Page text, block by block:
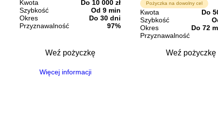
Kwota
Do 10 000 zł
Szybkość
Od 9 min
Okres
Do 30 dni
Przyznawalność
97%
Weź pożyczkę
Więcej informacji
Pożyczka na dowolny cel
Kwota
Do
Szybkość
Okres
Do 72
Przyznawalność
Weź pożyczkę